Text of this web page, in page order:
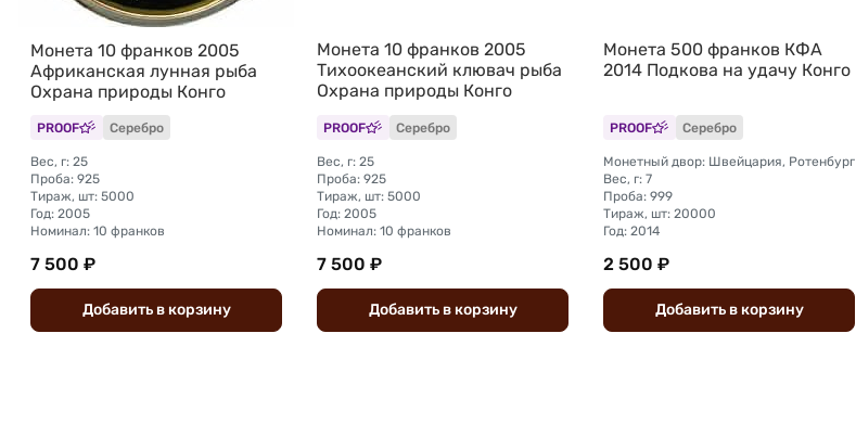
Монета 10 франков 2005
Африканская лунная рыба
Охрана природы Конго
PROOF Серебро
Вес, г: 25
Проба: 925
Тираж, шт: 5000
Год: 2005
Номинал: 10 франков
7 500 ₽
Добавить вкорзину
Монета 10 франков 2005
Тихоокеанский клювач рыба
Охрана природы Конго
PROOF Серебро
Вес, г: 25
Проба: 925
Тираж, шт: 5000
Год: 2005
Номинал: 10 франков
7 500 ₽
Добавить вкорзину
Монета 500 франков КФА
2014 Подкова на удачу Конго
PROOF Серебро
Монетный двор: Швейцария, Ротенбург
Вес, г: 7
Проба: 999
Тираж, шт: 20000
Год: 2014
2 500 ₽
Добавить вкорзину